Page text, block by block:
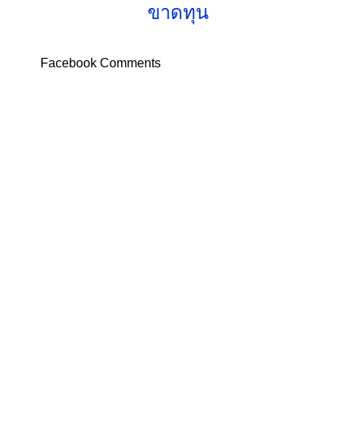
ขาดทุน
Facebook Comments